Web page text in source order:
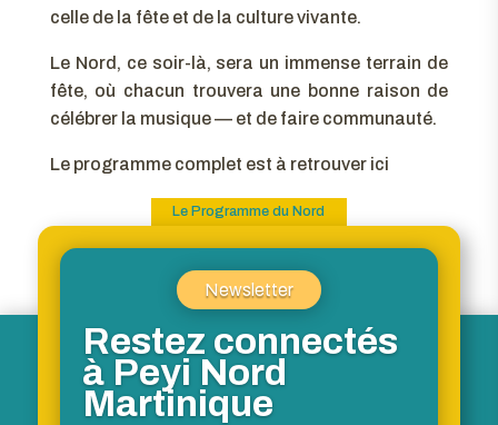
celle de la fête et de la culture vivante.
Le Nord, ce soir-là, sera un immense terrain de
fête, où chacun trouvera une bonne raison de
célébrer la musique — et de faire communauté.
Le programme complet est à retrouver ici
Le Programme du Nord
Newsletter
Restez connectés
à Peyi Nord
Martinique